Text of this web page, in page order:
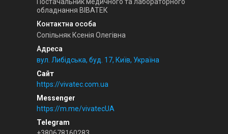
обладнання ВІВАТЕК
Сопільняк Ксенія Олегівна
вул. Либідська, буд. 17, Київ, Україна
https://vivatec.com.ua
https://m.me/vivatecUA